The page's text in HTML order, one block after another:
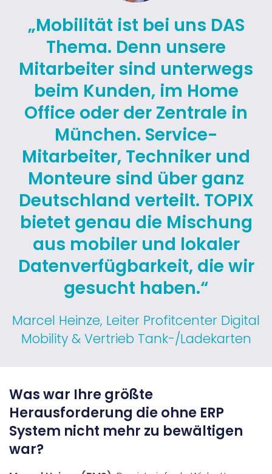
„Mobilität ist bei uns DAS
Thema. Denn unsere
Mitarbeiter sind unterwegs
beim Kunden, im Home
Office oder der Zentrale in
München. Service-
Mitarbeiter, Techniker und
Monteure sind über ganz
Deutschland verteilt. TOPIX
bietet genau die Mischung
aus mobiler und lokaler
Datenverfügbarkeit, die wir
gesucht haben.“
Marcel Heinze, Leiter Profitcenter Digital
Mobility & Vertrieb Tank-/Ladekarten
Was war Ihre größte
Herausforderung die ohne ERP
System nicht mehr zu bewältigen
war?